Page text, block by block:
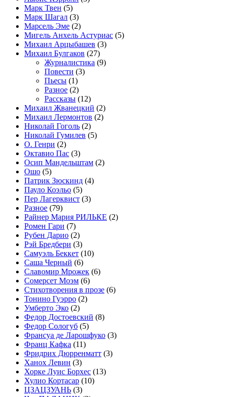
Марк Твен (5)
Марк Шагал (3)
Марсель Эме (2)
Мигель Анхель Астуриас (5)
Михаил Арцыбашев (3)
Михаил Булгаков (27)
Журналистика (9)
Повести (3)
Пьесы (1)
Разное (2)
Рассказы (12)
Михаил Жванецкий (2)
Михаил Лермонтов (2)
Николай Гоголь (2)
Николай Гумилев (5)
О. Генри (2)
Октавио Пас (3)
Осип Мандельштам (2)
Ошо (5)
Патрик Зюскинд (4)
Пауло Коэльо (5)
Пер Лагерквист (3)
Разное (79)
Райнер Мария РИЛЬКЕ (2)
Ромен Гари (7)
Рубен Дарио (2)
Рэй Бредбери (3)
Самуэль Беккет (10)
Саша Черный (6)
Славомир Мрожек (6)
Сомерсет Моэм (6)
Стихотворения в прозе (6)
Тонино Гуэрро (2)
Умберто Эко (2)
Федор Достоевский (8)
Федор Сологуб (5)
Франсуа де Ларошфуко (3)
Франц Кафка (11)
Фридрих Дюрренматт (3)
Ханох Левин (3)
Хорке Луис Борхес (13)
Хулио Кортасар (10)
ЦЗАЦЗУАНЬ (3)